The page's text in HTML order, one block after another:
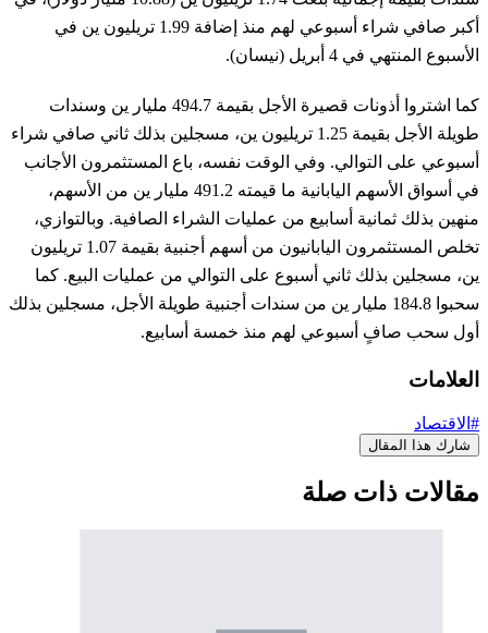
أكبر صافي شراء أسبوعي لهم منذ إضافة 1.99 تريليون ين في
الأسبوع المنتهي في 4 أبريل (نيسان).
كما اشتروا أذونات قصيرة الأجل بقيمة 494.7 مليار ين وسندات
طويلة الأجل بقيمة 1.25 تريليون ين، مسجلين بذلك ثاني صافي شراء
أسبوعي على التوالي. وفي الوقت نفسه، باع المستثمرون الأجانب
في أسواق الأسهم اليابانية ما قيمته 491.2 مليار ين من الأسهم،
منهين بذلك ثمانية أسابيع من عمليات الشراء الصافية. وبالتوازي،
تخلص المستثمرون اليابانيون من أسهم أجنبية بقيمة 1.07 تريليون
ين، مسجلين بذلك ثاني أسبوع على التوالي من عمليات البيع. كما
سحبوا 184.8 مليار ين من سندات أجنبية طويلة الأجل، مسجلين بذلك
أول سحب صافٍ أسبوعي لهم منذ خمسة أسابيع.
العلامات
#الاقتصاد
شارك هذا المقال
مقالات ذات صلة